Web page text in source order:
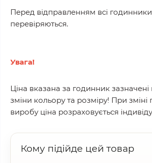
Перед відправленням всі годинники
перевіряються.
Увага!
Ціна вказана за годинник
зміни кольору та розміру! При зміні
виробу ціна розраховується
Кому підійде цей товар